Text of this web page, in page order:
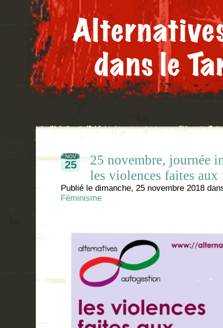
NOV
25
25 novembre, journée
les violences faites aux
Publié le dimanche, 25 novembre 2018
Féminisme